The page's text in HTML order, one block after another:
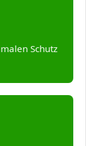
Schutz